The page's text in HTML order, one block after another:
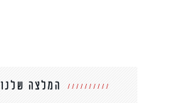
המלצה שלנו